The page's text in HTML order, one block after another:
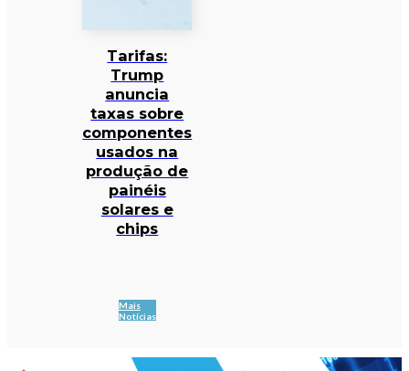
Tarifas:
Trump
anuncia
taxas sobre
componentes
usados na
produção de
painéis
solares e
chips
Mais
Notícias